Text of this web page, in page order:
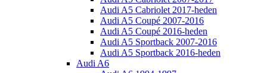
Audi A5 Cabriolet 2017-heden
Audi A5 Coupé 2007-2016
Audi A5 Coupé 2016-heden
Audi A5 Sportback 2007-2016
Audi A5 Sportback 2016-heden
Audi A6